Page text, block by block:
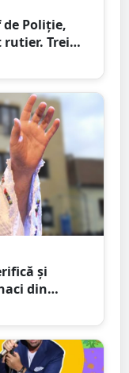
de Poliție,
Trei
și
din
să